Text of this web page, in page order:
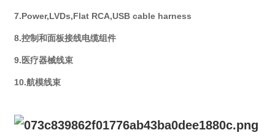
7.Power,LVDs,Flat RCA,USB cable harness
8.控制和面板接线电缆组件
9.医疗器械线束
10.航模线束